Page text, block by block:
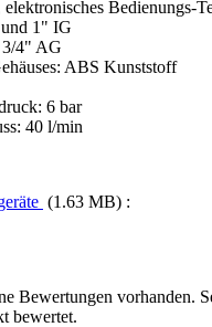
elektronisches Bedienungs-
1" IG
4" AG
ABS Kunststoff
6 bar
40 l/min
(1.63 MB) :
Bewertungen vorhanden.
bewertet.